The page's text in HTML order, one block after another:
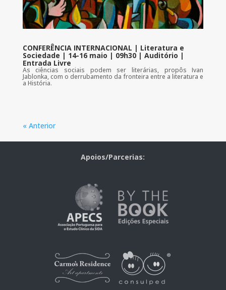
CONFERÊNCIA INTERNACIONAL | Literatura e
Sociedade | 14-16 maio | 09h30 | Auditório |
Entrada Livre
As ciências sociais podem ser literárias, propôs Ivan
Jablonka, com o derrubamento da fronteira entre a literatura e
a História.
« Anterior
Apoios/Parcerias: